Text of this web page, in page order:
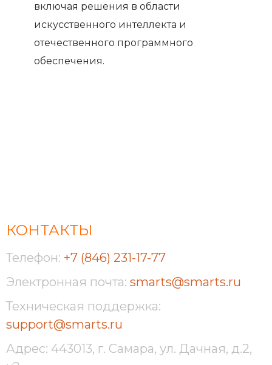
включая решения в области
искусственного интеллекта и
отечественного программного
обеспечения.
КОНТАКТЫ
Телефон: +7 (846) 231-17-77
Электронная почта: smarts@smarts.ru
Техническая поддержка:
support@smarts.ru
Адрес: 443013, г. Самара, ул. Дачная, д.2,